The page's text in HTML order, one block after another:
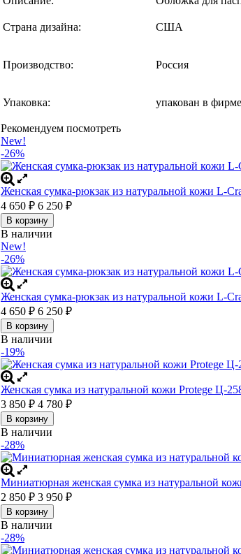
Страна дизайна: США
Производство: Россия
Упаковка: упакован в
Рекомендуем посмотреть
New!
-26%
Женская сумка-рюкзак из натуральной кожи L-
4 650 ₽ 6 250 ₽
В корзину
В наличии
New!
-26%
Женская сумка-рюкзак из натуральной кожи L-
4 650 ₽ 6 250 ₽
В корзину
В наличии
-19%
Женская сумка из натуральной кожи Protege Ц-
3 850 ₽ 4 780 ₽
В корзину
В наличии
-28%
Миниатюрная женская сумка из натуральной
2 850 ₽ 3 950 ₽
В корзину
В наличии
-28%